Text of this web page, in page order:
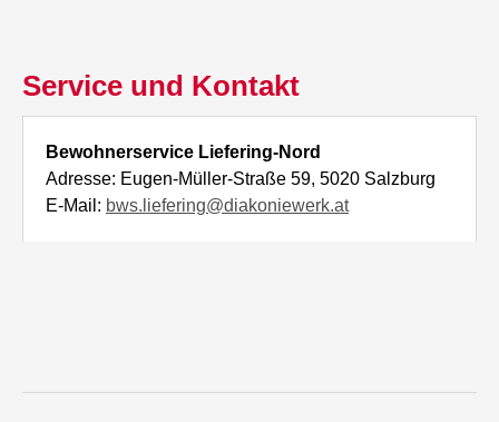
Service und Kontakt
Bewohnerservice Liefering-Nord
Adresse: Eugen-Müller-Straße 59, 5020 Salzburg
E-Mail: bws.liefering@diakoniewerk.at